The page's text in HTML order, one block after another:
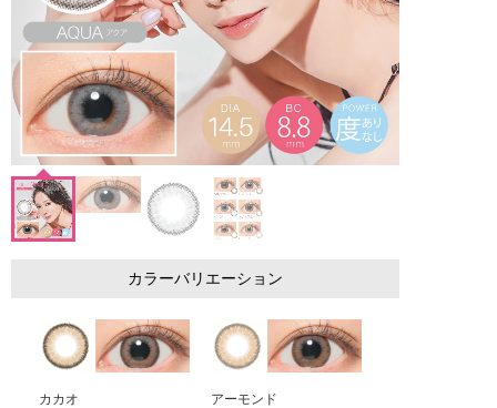
カラーバリエーション
カカオ アーモンド